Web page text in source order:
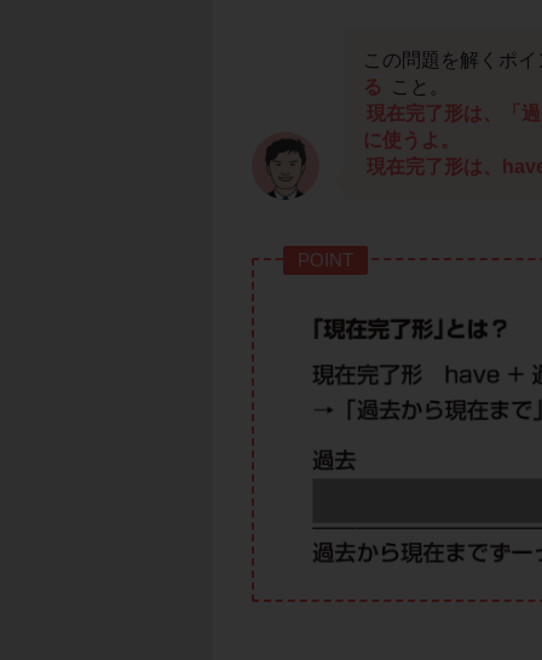
この問題を解くポ
る
こと。
現在完了形は、「
に使うよ。
現在完了形は、
POINT